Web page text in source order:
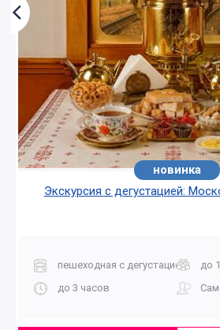
хит
новинка
Экскурсия с дегустацией:
пешеходная с дегустацией
до
до 3 часов